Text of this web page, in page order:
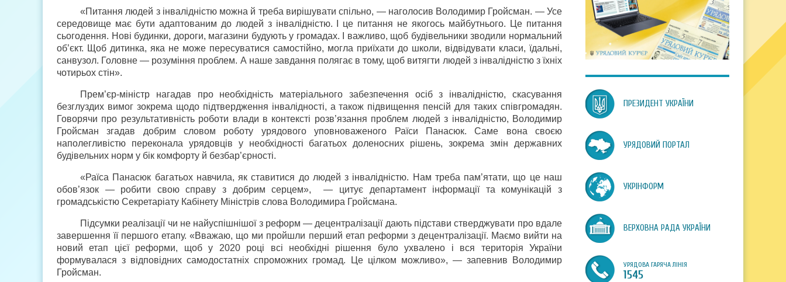
«Питання людей з інвалідністю можна й треба вирішувати спільно, — наголосив Володимир Гройсман. — Усе
середовище має бути адаптованим до людей з інвалідністю. І це питання не якогось майбутнього. Це питання
сьогодення. Нові будинки, дороги, магазини будують у громадах. І важливо, щоб будівельники зводили нормальний
об’єкт. Щоб дитинка, яка не може пересуватися самостійно, могла приїхати до школи, відвіду­вати класи, їдальні,
санвузол. Головне — розуміння проблем. А наше завдання полягає в тому, щоб витягти людей з інвалідністю з їхніх
чотирьох стін».
Прем’єр-міністр нагадав про необхідність матеріального забезпечення осіб з інвалідністю, скасування
безглуздих вимог зокрема щодо підтвердження інвалідності, а також підвищення пенсій для таких співгромадян.
Говорячи про результативність роботи влади в контексті розв’язання проблем людей з інвалідністю, Володимир
Гройсман згадав добрим словом роботу урядового уповноваженого Раїси Панасюк. Саме вона своєю
наполегливістю переконала урядовців у необхідності багатьох доленосних рішень, зокрема змін державних
будівельних норм у бік комфорту й безбар’єрності.
«Раїса Панасюк багатьох навчила, як ставитися до людей з інвалідністю. Нам треба пам’ятати, що це наш
обов’язок — робити свою справу з добрим серцем», — цитує департамент інформації та комунікацій з
громадськістю Секретаріату Кабінету Міністрів слова Володимира Гройсмана.
Підсумки реалізації чи не найуспішнішої з реформ — децентралізації дають підстави стверджувати про вдале
завершення її першого етапу. «Вважаю, що ми пройшли перший етап реформи з децентралізації. Маємо вийти на
новий етап цієї реформи, щоб у 2020 році всі необхідні рішення було ухвалено і вся територія України
формувалася з відповідних самодостатніх спроможних громад. Це цілком можливо», — запевнив Володимир
Гройсман.
ПРЕЗИДЕНТ УКРАЇНИ
УРЯДОВИЙ ПОРТАЛ
УКРІНФОРМ
ВЕРХОВНА РАДА УКРАЇНИ
УРЯДОВА ГАРЯЧА ЛІНІЯ
1545